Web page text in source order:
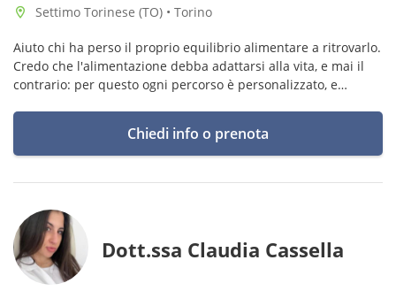
Settimo Torinese (TO) • Torino
Aiuto chi ha perso il proprio equilibrio alimentare a ritrovarlo.
Credo che l'alimentazione debba adattarsi alla vita, e mai il
contrario: per questo ogni percorso è personalizzato, e
Chiedi info o prenota
Dott.ssa Claudia Cassella